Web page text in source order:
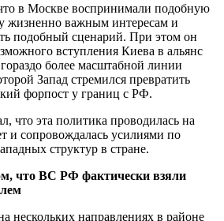
в Москве воспринимали подобную
жизненно важным интересам и
подобный сценарий. При этом он
вступления Киева в альянс
более масштабной линии
Запад стремился превратить
форпост у границ с РФ.
что эта политика проводилась на
и сопровождалась усилиями по
структур в стране.
что ВС РФ фактически взяли
нескольких направлениях в районе